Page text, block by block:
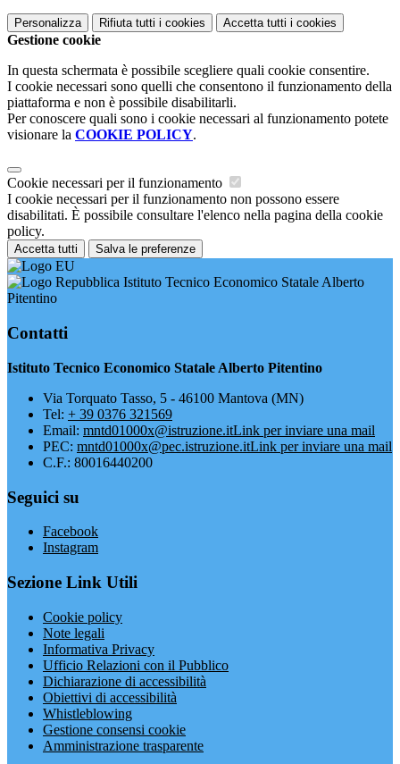
Personalizza Rifiuta tutti i cookies Accetta tutti i cookies
Gestione cookie
In questa schermata è possibile scegliere quali cookie consentire.
I cookie necessari sono quelli che consentono il funzionamento della
piattaforma e non è possibile disabilitarli.
Per conoscere quali sono i cookie necessari al funzionamento potete
visionare la COOKIE POLICY.
Cookie necessari per il funzionamento
I cookie necessari per il funzionamento non possono essere
disabilitati. È possibile consultare l'elenco nella pagina della cookie
policy.
Accetta tutti Salva le preferenze
Istituto Tecnico Economico Statale Alberto
Pitentino
Contatti
Istituto Tecnico Economico Statale Alberto Pitentino
Via Torquato Tasso, 5 - 46100 Mantova (MN)
Tel: + 39 0376 321569
Email: mntd01000x@istruzione.itLink per inviare una mail
PEC: mntd01000x@pec.istruzione.itLink per inviare una mail
C.F.: 80016440200
Seguici su
Facebook
Instagram
Sezione Link Utili
Cookie policy
Note legali
Informativa Privacy
Ufficio Relazioni con il Pubblico
Dichiarazione di accessibilità
Obiettivi di accessibilità
Whistleblowing
Gestione consensi cookie
Amministrazione trasparente